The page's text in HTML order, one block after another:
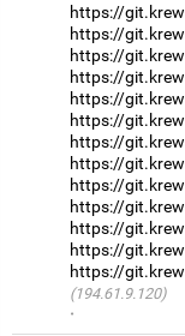
https://
https://
https://
https://
https://
https://
https://
https://
https://
https://
https://
https://
https://
(194.61.9.120)
·